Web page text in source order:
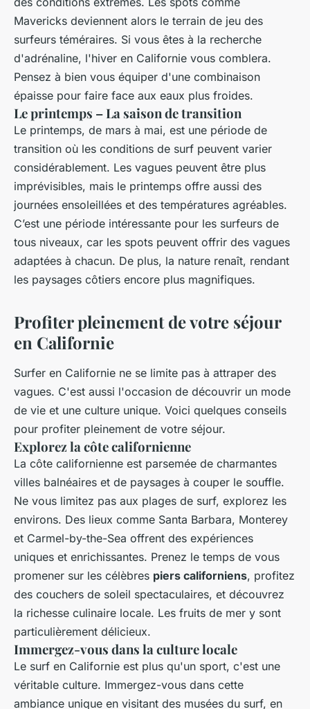
Mavericks deviennent alors le terrain de jeu des
surfeurs téméraires. Si vous êtes à la recherche
d'adrénaline, l'hiver en Californie vous comblera.
Pensez à bien vous équiper d'une combinaison
épaisse pour faire face aux eaux plus froides.
Le printemps – La saison de transition
Le printemps, de mars à mai, est une période de
transition où les conditions de surf peuvent varier
considérablement. Les vagues peuvent être plus
imprévisibles, mais le printemps offre aussi des
journées ensoleillées et des températures agréables.
C’est une période intéressante pour les surfeurs de
tous niveaux, car les spots peuvent offrir des vagues
adaptées à chacun. De plus, la nature renaît, rendant
les paysages côtiers encore plus magnifiques.
Profiter pleinement de votre séjour
en Californie
Surfer en Californie ne se limite pas à attraper des
vagues. C'est aussi l'occasion de découvrir un mode
de vie et une culture unique. Voici quelques conseils
pour profiter pleinement de votre séjour.
Explorez la côte californienne
La côte californienne est parsemée de charmantes
villes balnéaires et de paysages à couper le souffle.
Ne vous limitez pas aux plages de surf, explorez les
environs. Des lieux comme Santa Barbara, Monterey
et Carmel-by-the-Sea offrent des expériences
uniques et enrichissantes. Prenez le temps de vous
promener sur les célèbres piers californiens, profitez
des couchers de soleil spectaculaires, et découvrez
la richesse culinaire locale. Les fruits de mer y sont
particulièrement délicieux.
Immergez-vous dans la culture locale
Le surf en Californie est plus qu'un sport, c'est une
véritable culture. Immergez-vous dans cette
ambiance unique en visitant des musées du surf, en